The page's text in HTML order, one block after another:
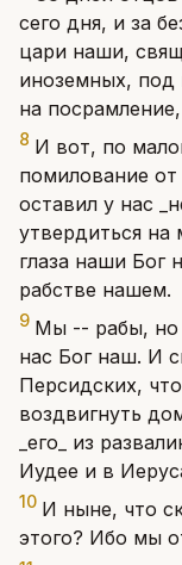
сего дня, и за
цари наши,
иноземных, под
на
8 И вот, по
помилование
оставил у нас
утвердиться на
глаза наши Бог
рабстве нашем.
9 Мы -- рабы, но
нас Бог наш. И
Персидских,
воздвигнуть
_его_ из
Иудее и в
10 И ныне, что
этого? Ибо мы